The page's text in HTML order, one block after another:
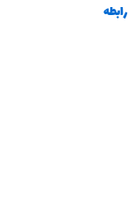
رابطه